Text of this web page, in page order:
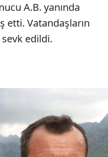
A.B. yanında
etti. Vatandaşların
edildi.